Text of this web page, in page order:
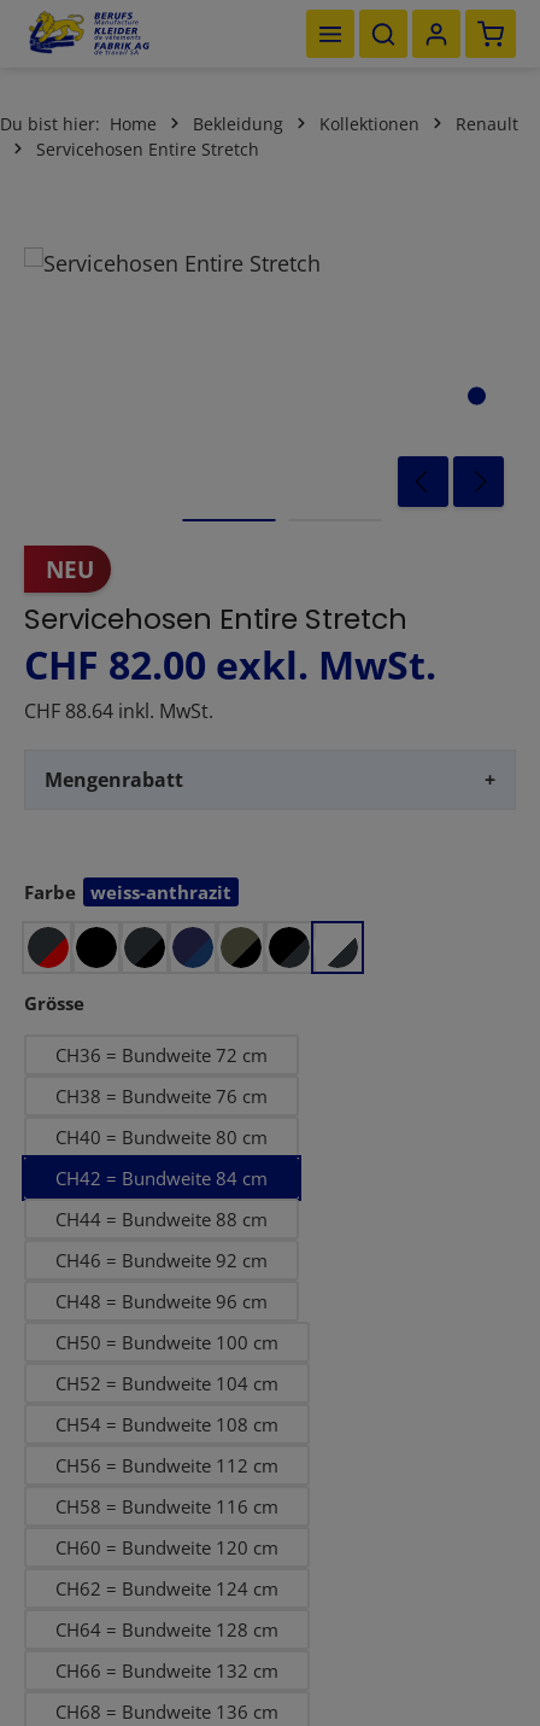
Zum Hauptinhalt springen
Du bist hier: Home Bekleidung Kollektionen
Renault
Servicehosen Entire Stretch
Bildergalerie überspringen
NEU
Servicehosen Entire Stretch
CHF 82.00 exkl. MwSt.
CHF 88.64 inkl. MwSt.
Mengenrabatt +
Farbe
auswählenweiss-anthrazit
Grösse
CH36 = Bundweite 72 cm
CH38 = Bundweite 76 cm
CH40 = Bundweite 80 cm
CH42 = Bundweite 84 cm
CH44 = Bundweite 88 cm
CH46 = Bundweite 92 cm
CH48 = Bundweite 96 cm
CH50 = Bundweite 100 cm
CH52 = Bundweite 104 cm
CH54 = Bundweite 108 cm
CH56 = Bundweite 112 cm
CH58 = Bundweite 116 cm
CH60 = Bundweite 120 cm
CH62 = Bundweite 124 cm
CH64 = Bundweite 128 cm
CH66 = Bundweite 132 cm
CH68 = Bundweite 136 cm